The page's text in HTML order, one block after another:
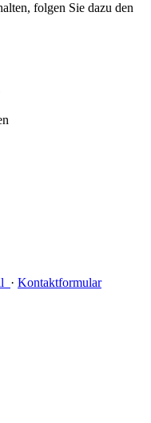
folgen Sie dazu den
· Kontaktformular